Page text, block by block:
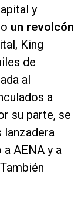
y
un revolcón
King
de
al
a
su parte, se
lanzadera
AENA y a